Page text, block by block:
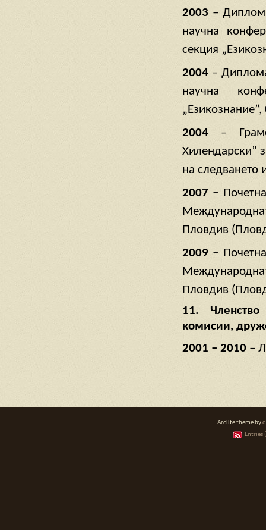
2003 – Диплом
научна
секция
2004 –
научна
2004 –
Хилендарски”
на следването
2007 –
Пловдив
2009 –
Пловдив
11.
комисии,
2001 – 2010 –
Arclite theme by
Entries